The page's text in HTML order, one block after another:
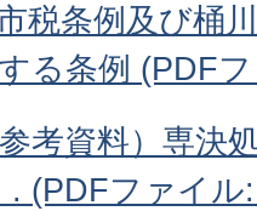
税条例及び桶
る条例 (PDF
参考資料）専決
. (PDFファイル